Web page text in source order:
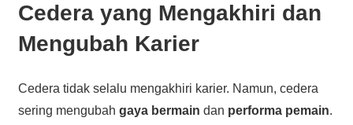
Cedera yang Mengakhiri dan
Mengubah Karier
Cedera tidak selalu mengakhiri karier. Namun, cedera
sering mengubah gaya bermain dan performa pemain.